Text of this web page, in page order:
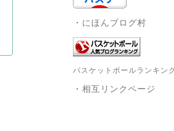
・にほんブログ村
バスケットボールランキン
・相互リンクページ